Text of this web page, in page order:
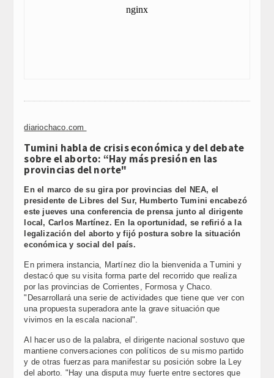
diariochaco.com
Tumini habla de crisis económica y del debate
sobre el aborto: “Hay más presión en las
provincias del norte"
En el marco de su gira por provincias del NEA, el
presidente de Libres del Sur, Humberto Tumini encabezó
este jueves una conferencia de prensa junto al dirigente
local, Carlos Martínez. En la oportunidad, se refirió a la
legalización del aborto y fijó postura sobre la situación
económica y social del país.
En primera instancia, Martínez dio la bienvenida a Tumini y
destacó que su visita forma parte del recorrido que realiza
por las provincias de Corrientes, Formosa y Chaco.
"Desarrollará una serie de actividades que tiene que ver con
una propuesta superadora ante la grave situación que
vivimos en la escala nacional".
Al hacer uso de la palabra, el dirigente nacional sostuvo que
mantiene conversaciones con políticos de su mismo partido
y de otras fuerzas para manifestar su posición sobre la Ley
del aborto. "Hay una disputa muy fuerte entre sectores que